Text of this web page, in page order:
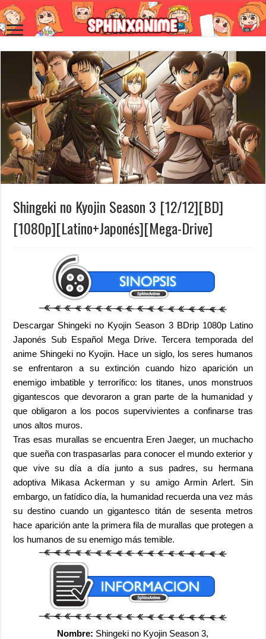
Shingeki no Kyojin Season 3 [12/12][BD]
[1080p][Latino+Japonés][Mega-Drive]
Descargar Shingeki no Kyojin Season 3 BDrip 1080p Latino
Japonés Sub Español Mega Drive. Tercera temporada del
anime Shingeki no Kyojin. Hace un siglo, los seres humanos
se enfrentaron a su extinción cuando hizo aparición un
enemigo imbatible y terrorífico: los titanes, unos monstruos
gigantescos que devoraron a gran parte de la humanidad y
que obligaron a los pocos supervivientes a confinarse tras
unos altos muros.
Tras esas murallas se encuentra Eren Jaeger, un muchacho
que sueña con traspasarlas para conocer el mundo exterior y
que vive su día a día junto a sus padres, su hermana
adoptiva Mikasa Ackerman y su amigo Armin Arlert. Sin
embargo, un fatídico día, la humanidad recuerda una vez más
su destino cuando un gigantesco titán de sesenta metros
hace aparición ante la primera fila de murallas que protegen a
los humanos de su enemigo más temible.
Nombre: Shingeki no Kyojin Season 3,